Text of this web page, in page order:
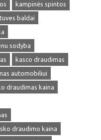
kampinės spintos
baldai
sodyba
kasco draudimas
automobiliui
draudimas kaina
draudimo kaina